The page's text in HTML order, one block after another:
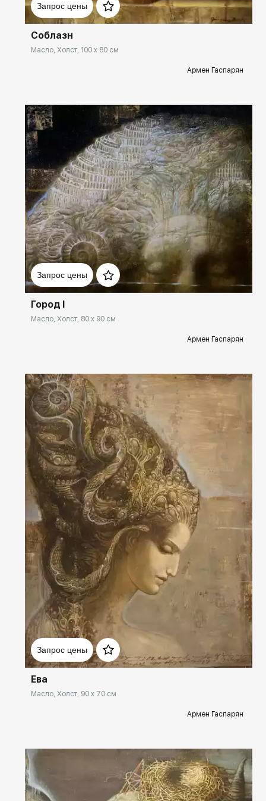
Запрос цены
Соблазн
Масло, Холст, 100 x 80 см
Армен Гаспарян
Запрос цены
Домен: spb.rakovgallery.ru
Город I
Масло, Холст, 80 x 90 см
Армен Гаспарян
Запрос цены
Домен: spb.rakovgallery.ru
Ева
Масло, Холст, 90 x 70 см
Армен Гаспарян